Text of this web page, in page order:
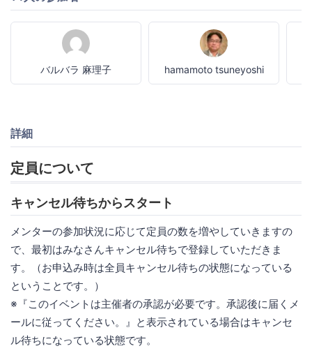
バルバラ 麻理子 hamamoto tsuneyoshi
詳細
定員について
キャンセル待ちからスタート
メンターの参加状況に応じて定員の数を増やしていきますの
で、最初はみなさんキャンセル待ちで登録していただきま
す。（お申込み時は全員キャンセル待ちの状態になっている
ということです。）
※『このイベントは主催者の承認が必要です。承認後に届くメ
ールに従ってください。』と表示されている場合はキャンセ
ル待ちになっている状態です。